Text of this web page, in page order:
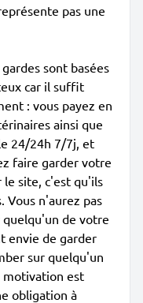
pas une
sont basées
car il suffit
: vous payez en
ainsi que
24/24h 7/7j, et
faire garder votre
le site, c'est qu'ils
Vous n'aurez pas
de votre
envie de garder
sur quelqu'un
motivation est
obligation à